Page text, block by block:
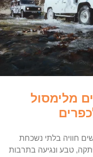
מלימסול
חוויה בלתי נשכחת
טבע ונגיעה בתרבות